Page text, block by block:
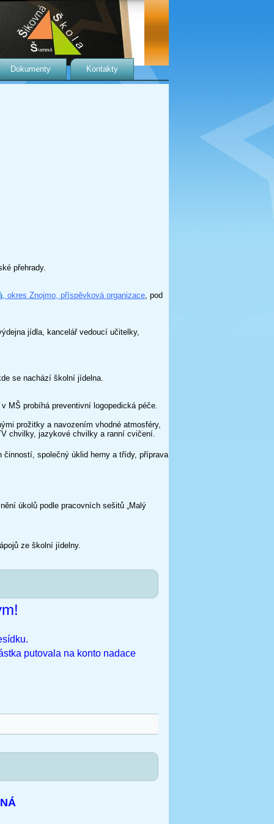
Dokumenty Kontakty
přehrady.
okres Znojmo, příspěvková organizace, pod
jídla, kancelář vedoucí učitelky,
se nachází školní jídelna.
MŠ probíhá preventivní logopedická péče.
prožitky a navozením vhodné atmosféry,
chvilky, jazykové chvilky a ranní cvičení.
společný úklid herny a třídy, příprava
úkolů podle pracovních sešitů „Malý
ze školní jídelny.
putovala na konto nadace